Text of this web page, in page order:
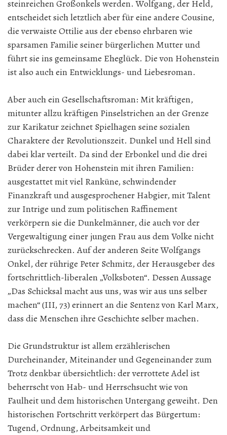
steinreichen Großonkels werden. Wolfgang, der Held,
entscheidet sich letztlich aber für eine andere Cousine,
die verwaiste Ottilie aus der ebenso ehrbaren wie
sparsamen Familie seiner bürgerlichen Mutter und
führt sie ins gemeinsame Eheglück. Die von Hohenstein
ist also auch ein Entwicklungs- und Liebesroman.
Aber auch ein Gesellschaftsroman: Mit kräftigen,
mitunter allzu kräftigen Pinselstrichen an der Grenze
zur Karikatur zeichnet Spielhagen seine sozialen
Charaktere der Revolutionszeit. Dunkel und Hell sind
dabei klar verteilt. Da sind der Erbonkel und die drei
Brüder derer von Hohenstein mit ihren Familien:
ausgestattet mit viel Ranküne, schwindender
Finanzkraft und ausgesprochener Habgier, mit Talent
zur Intrige und zum politischen Raffinement
verkörpern sie die Dunkelmänner, die auch vor der
Vergewaltigung einer jungen Frau aus dem Volke nicht
zurückschrecken. Auf der anderen Seite Wolfgangs
Onkel, der rührige Peter Schmitz, der Herausgeber des
fortschrittlich-liberalen „Volksboten“. Dessen Aussage
„Das Schicksal macht aus uns, was wir aus uns selber
machen“ (III, 73) erinnert an die Sentenz von Karl Marx,
dass die Menschen ihre Geschichte selber machen.
Die Grundstruktur ist allem erzählerischen
Durcheinander, Miteinander und Gegeneinander zum
Trotz denkbar übersichtlich: der verrottete Adel ist
beherrscht von Hab- und Herrschsucht wie von
Faulheit und dem historischen Untergang geweiht. Den
historischen Fortschritt verkörpert das Bürgertum:
Tugend, Ordnung, Arbeitsamkeit und